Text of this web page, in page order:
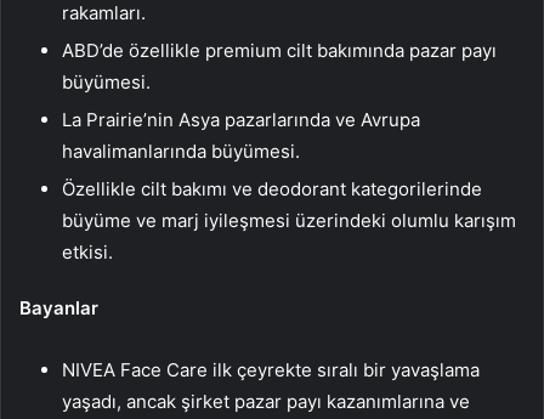
rakamları.
ABD’de özellikle premium cilt bakımında pazar payı
büyümesi.
La Prairie’nin Asya pazarlarında ve Avrupa
havalimanlarında büyümesi.
Özellikle cilt bakımı ve deodorant kategorilerinde
büyüme ve marj iyileşmesi üzerindeki olumlu karışım
etkisi.
Bayanlar
NIVEA Face Care ilk çeyrekte sıralı bir yavaşlama
yaşadı, ancak şirket pazar payı kazanımlarına ve